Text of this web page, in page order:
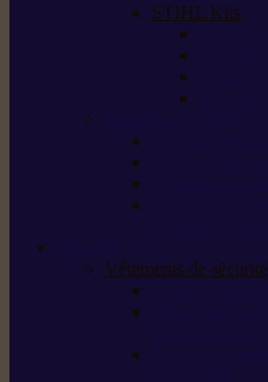
STIHL Kits
Vêtements de sécurité